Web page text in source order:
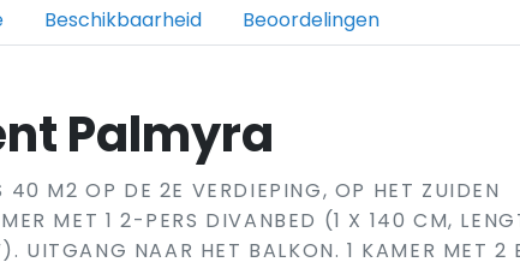
Beschikbaarheid Beoordelingen
Palmyra
40 M2 OP DE 2E VERDIEPING, OP HET ZUIDEN
MET 1 2-PERS DIVANBED (1 X 140 CM,
UITGANG NAAR HET BALKON. 1 KAMER MET 2